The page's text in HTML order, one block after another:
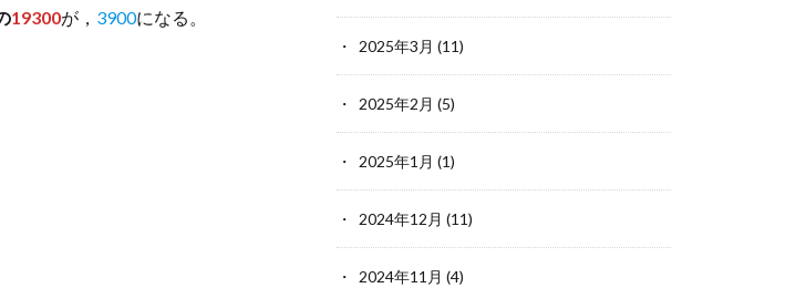
19300が， 3900になる。
2025年3月 (11)
2025年2月 (5)
2025年1月 (1)
2024年12月 (11)
2024年11月 (4)